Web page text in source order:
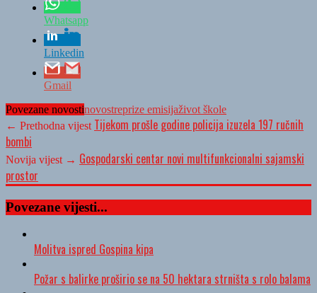
Whatsapp
Linkedin
Gmail
Povezane novostinovostreprize emisijaživot škole
← Prethodna vijest Tijekom prošle godine policija izuzela 197 ručnih
bombi
Novija vijest → Gospodarski centar novi multifunkcionalni sajamski
prostor
Povezane vijesti...
Molitva ispred Gospina kipa
Požar s balirke proširio se na 50 hektara strništa s rolo balama